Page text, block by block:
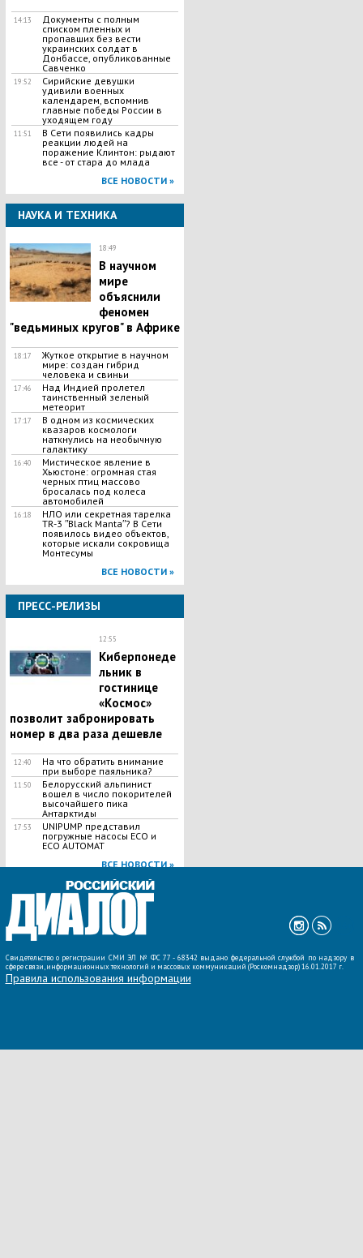
14:13
Документы с полным
списком пленных и
пропавших без вести
украинских солдат в
Донбассе, опубликованные
Савченко
19:52
Сирийские девушки
удивили военных
календарем, вспомнив
главные победы России в
уходящем году
11:51
В Сети появились кадры
реакции людей на
поражение Клинтон: рыдают
все - от стара до млада
ВСЕ НОВОСТИ »
НАУКА И ТЕХНИКА
18:49
В научном
мире
объяснили
феномен
"ведьминых кругов" в Африке
18:17
Жуткое открытие в научном
мире: создан гибрид
человека и свиньи
17:46
Над Индией пролетел
таинственный зеленый
метеорит
17:17
В одном из космических
квазаров космологи
наткнулись на необычную
галактику
16:40
Мистическое явление в
Хьюстоне: огромная стая
черных птиц массово
бросалась под колеса
автомобилей
16:18
НЛО или секретная тарелка
TR-3 ʺBlack Mantaʺ? В Сети
появилось видео объектов,
которые искали сокровища
Монтесумы
ВСЕ НОВОСТИ »
ПРЕСС-РЕЛИЗЫ
12:55
Киберпонеде
льник в
гостинице
«Космос»
позволит забронировать
номер в два раза дешевле
12:40
На что обратить внимание
при выборе паяльника?
11:50
Белорусский альпинист
вошел в число покорителей
высочайшего пика
Антарктиды
17:53
UNIPUMP представил
погружные насосы ECO и
ECO AUTOMAT
ВСЕ НОВОСТИ »
Свидетельство о регистрации СМИ ЭЛ № ФС 77 - 68342 выдано федеральной службой по надзору в
сфере связи, информационных технологий и массовых коммуникаций (Роскомнадзор) 16.01.2017 г.
Правила использования информации